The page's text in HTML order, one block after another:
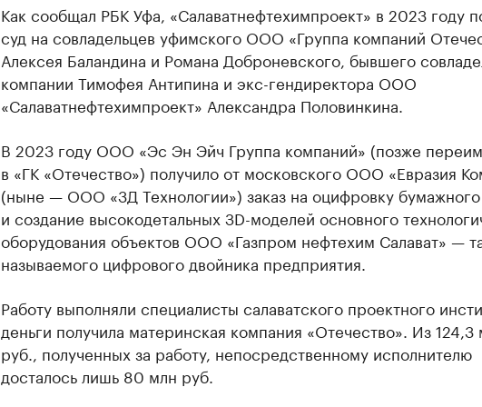
Как сообщал РБК Уфа, «Салаватнефтехимпроект» в 2023 году
суд на совладельцев уфимского ООО «Группа компаний
Алексея Баландина и Романа Доброневского, бывшего
компании Тимофея Антипина и экс-гендиректора ООО
«Салаватнефтехимпроект» Александра Половинкина.
В 2023 году ООО «Эс Эн Эйч Группа компаний» (позже
в «ГК «Отечество») получило от московского ООО «Евразия
(ныне — ООО «3Д Технологии») заказ на оцифровку бумажного
и создание высокодетальных ЗD-моделей основного
оборудования объектов ООО «Газпром нефтехим Салават» —
называемого цифрового двойника предприятия.
Работу выполняли специалисты салаватского проектного
деньги получила материнская компания «Отечество». Из 124,3
руб., полученных за работу, непосредственному исполнителю
досталось лишь 80 млн руб.